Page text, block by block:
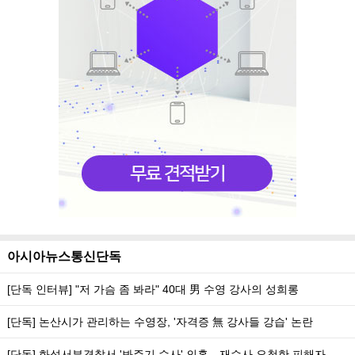
아시아뉴스통신단독
[단독 인터뷰] "저 가슴 좀 봐라" 40대 男 수영 강사의 성희롱
[단독] 논산시가 관리하는 수영장, '자격증 無 강사들 강습' 논란